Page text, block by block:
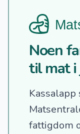
Noen
til mat i
fattigdom